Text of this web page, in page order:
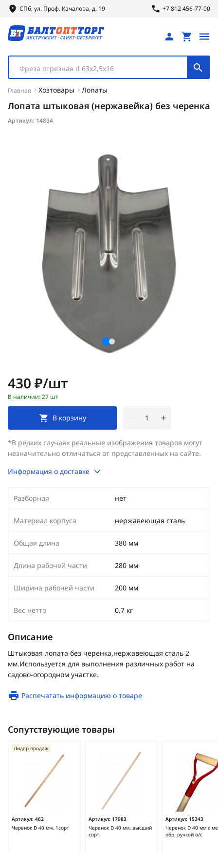
СПб, ул. Проф. Качалова, д. 19 +7 812 456-77-00
Фреза отрезная d 63х2,5х16
Главная Хозтовары Лопаты
Лопата штыковая (нержавейка) без черенка
Артикул: 14894
Цена:
430 ₽/шт
В наличии: 27 шт
В корзину
*В редких случаях реальные изображения товаров могут
незначительно отличаться от представленных на сайте.
Информация о доставке
Разборная нет
Материал корпуса нержавеющая сталь
Общая длина 380 мм
Длина рабочей части 280 мм
Ширина рабочей части 200 мм
Вес нетто 0.7 кг
Описание
Штыковая лопата без черенка,нержавеющая сталь 2
мм.Используется для выполнения различных работ на
садово-огородном участке.
Распечатать информацию о товаре
Сопутствующие товары
Артикул: 462
Черенок D 40 мм. 1сорт
Лидер продаж
Артикул: 17983
Черенок D 40 мм. высший
сорт
Артикул: 15343
Черенок D 40 мм с
обр. ручкой в/с